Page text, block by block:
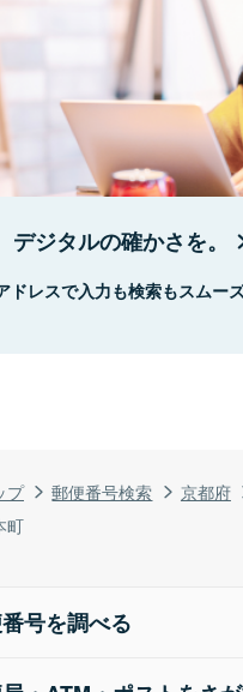
プ 郵便番号検索 京都府
町
デジタルの確かさを。
ドレスで入力も検索もスムーズ
号を調べる